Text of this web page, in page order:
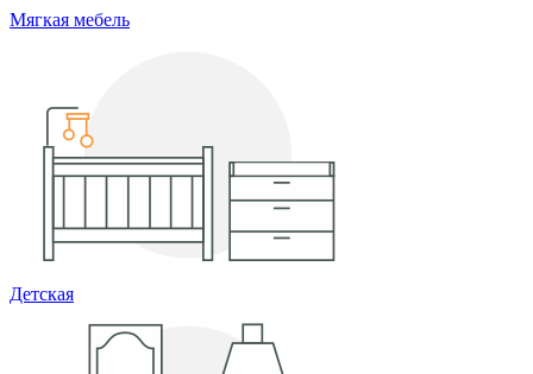
Мягкая мебель
Детская